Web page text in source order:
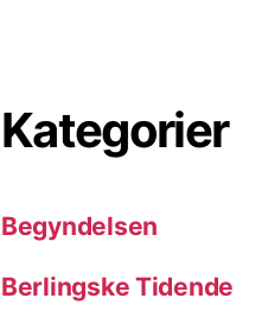
Kategorier
Begyndelsen
Berlingske Tidende